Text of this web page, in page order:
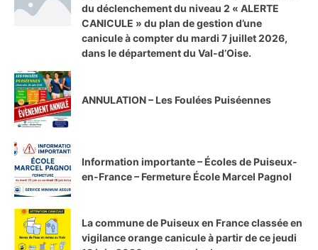
du déclenchement du niveau 2 « ALERTE
CANICULE » du plan de gestion d’une
canicule à compter du mardi 7 juillet 2026,
dans le département du Val-d’Oise.
ANNULATION – Les Foulées Puiséennes
Information importante – Écoles de Puiseux-
en-France – Fermeture École Marcel Pagnol
La commune de Puiseux en France classée en
vigilance orange canicule à partir de ce jeudi